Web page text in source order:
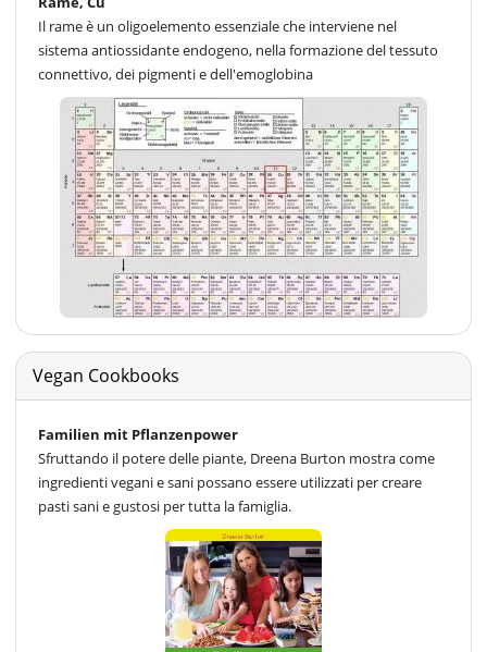
Il rame è un oligoelemento essenziale che interviene nel
sistema antiossidante endogeno, nella formazione del tessuto
connettivo, dei pigmenti e dell'emoglobina
Vegan Cookbooks
Familien mit Pflanzenpower
Sfruttando il potere delle piante, Dreena Burton mostra come
ingredienti vegani e sani possano essere utilizzati per creare
pasti sani e gustosi per tutta la famiglia.